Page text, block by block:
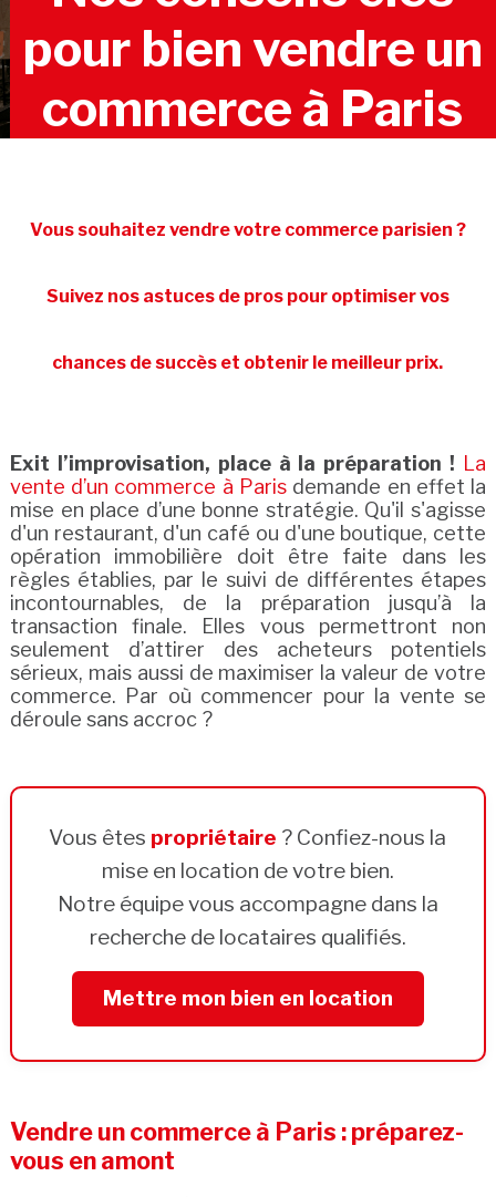
pour bien vendre un
commerce à Paris
Vous souhaitez vendre votre commerce parisien ?
Suivez nos astuces de pros pour optimiser vos
chances de succès et obtenir le meilleur prix.
Exit l’improvisation, place à la préparation ! La
vente d’un commerce à Paris demande en effet la
mise en place d’une bonne stratégie. Qu'il s'agisse
d'un restaurant, d'un café ou d'une boutique, cette
opération immobilière doit être faite dans les
règles établies, par le suivi de différentes étapes
incontournables, de la préparation jusqu’à la
transaction finale. Elles vous permettront non
seulement d’attirer des acheteurs potentiels
sérieux, mais aussi de maximiser la valeur de votre
commerce. Par où commencer pour la vente se
déroule sans accroc ?
Vous êtes propriétaire ? Confiez-nous la
mise en location de votre bien.
Notre équipe vous accompagne dans la
recherche de locataires qualifiés.
Mettre mon bien en location
Vendre un commerce à Paris : préparez-
vous en amont